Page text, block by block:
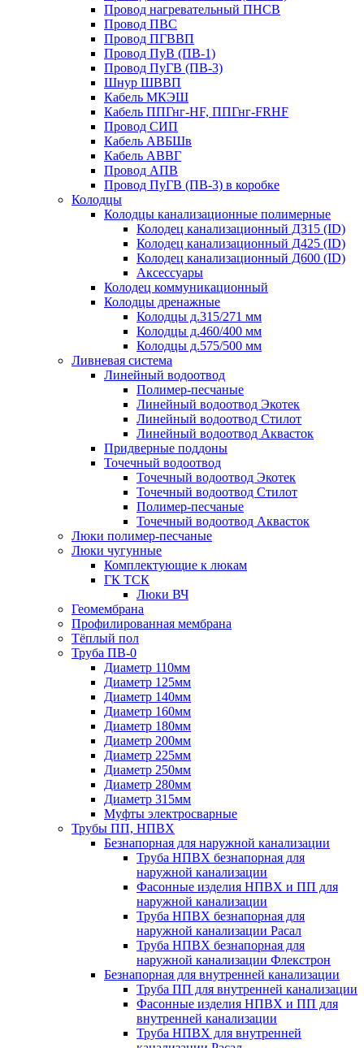
Провод нагревательный ПНСВ
Провод ПВС
Провод ПГВВП
Провод ПуВ (ПВ-1)
Провод ПуГВ (ПВ-3)
Шнур ШВВП
Кабель МКЭШ
Кабель ППГнг-HF, ППГнг-FRHF
Провод СИП
Кабель АВБШв
Кабель АВВГ
Провод АПВ
Провод ПуГВ (ПВ-3) в коробке
Колодцы
Колодцы канализационные полимерные
Колодец канализационный Д315 (ID)
Колодец канализационный Д425 (ID)
Колодец канализационный Д600 (ID)
Аксессуары
Колодец коммуникационный
Колодцы дренажные
Колодцы д.315/271 мм
Колодцы д.460/400 мм
Колодцы д.575/500 мм
Ливневая система
Линейный водоотвод
Полимер-песчаные
Линейный водоотвод Экотек
Линейный водоотвод Стилот
Линейный водоотвод Аквасток
Придверные поддоны
Точечный водоотвод
Точечный водоотвод Экотек
Точечный водоотвод Стилот
Полимер-песчаные
Точечный водоотвод Аквасток
Люки полимер-песчаные
Люки чугунные
Комплектующие к люкам
ГК ТСК
Люки ВЧ
Геомембрана
Профилированная мембрана
Тёплый пол
Труба ПВ-0
Диаметр 110мм
Диаметр 125мм
Диаметр 140мм
Диаметр 160мм
Диаметр 180мм
Диаметр 200мм
Диаметр 225мм
Диаметр 250мм
Диаметр 280мм
Диаметр 315мм
Муфты электросварные
Трубы ПП, НПВХ
Безнапорная для наружной канализации
Труба НПВХ безнапорная для
наружной канализации
Фасонные изделия НПВХ и ПП для
наружной канализации
Труба НПВХ безнапорная для
наружной канализации Расал
Труба НПВХ безнапорная для
наружной канализации Флекстрон
Безнапорная для внутренней канализации
Труба ПП для внутренней канализации
Фасонные изделия НПВХ и ПП для
внутренней канализации
Труба НПВХ для внутренней